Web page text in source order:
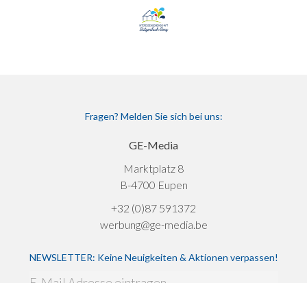
Fragen? Melden Sie sich bei uns:
GE-Media
Marktplatz 8
B-4700 Eupen
+32 (0)87 591372
werbung@ge-media.be
NEWSLETTER: Keine Neuigkeiten & Aktionen verpassen!